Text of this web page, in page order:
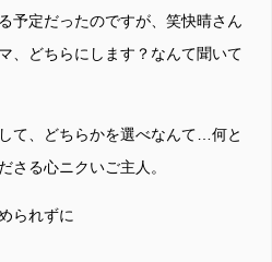
予定だったのですが、笑快晴さん
、どちらにします？なんて聞いて
て、どちらかを選べなんて…何と
さる心ニクいご主人。
られずに